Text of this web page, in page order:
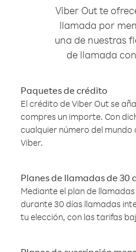
Viber Out te
llamada por
una de nuestras
de llamada
Paquetes de crédito
El crédito de Viber Out se
compres un importe. Con
cualquier número del
Viber.
Planes de llamadas de 30
Mediante el plan de
durante 30 días llamadas
tu elección, con las tarifas